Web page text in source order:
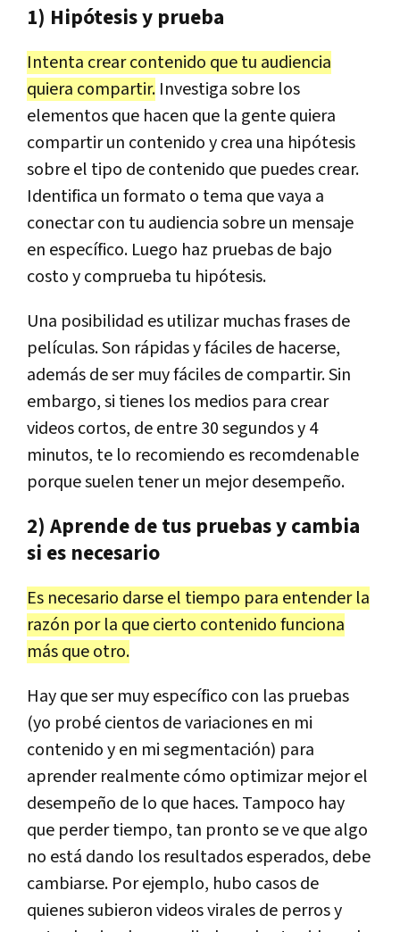
1) Hipótesis y prueba
Intenta crear contenido que tu audiencia
quiera compartir. Investiga sobre los
elementos que hacen que la gente quiera
compartir un contenido y crea una hipótesis
sobre el tipo de contenido que puedes crear.
Identifica un formato o tema que vaya a
conectar con tu audiencia sobre un mensaje
en específico. Luego haz pruebas de bajo
costo y comprueba tu hipótesis.
Una posibilidad es utilizar muchas frases de
películas. Son rápidas y fáciles de hacerse,
además de ser muy fáciles de compartir. Sin
embargo, si tienes los medios para crear
videos cortos, de entre 30 segundos y 4
minutos, te lo recomiendo es recomdenable
porque suelen tener un mejor desempeño.
2) Aprende de tus pruebas y cambia
si es necesario
Es necesario darse el tiempo para entender la
razón por la que cierto contenido funciona
más que otro.
Hay que ser muy específico con las pruebas
(yo probé cientos de variaciones en mi
contenido y en mi segmentación) para
aprender realmente cómo optimizar mejor el
desempeño de lo que haces. Tampoco hay
que perder tiempo, tan pronto se ve que algo
no está dando los resultados esperados, debe
cambiarse. Por ejemplo, hubo casos de
quienes subieron videos virales de perros y